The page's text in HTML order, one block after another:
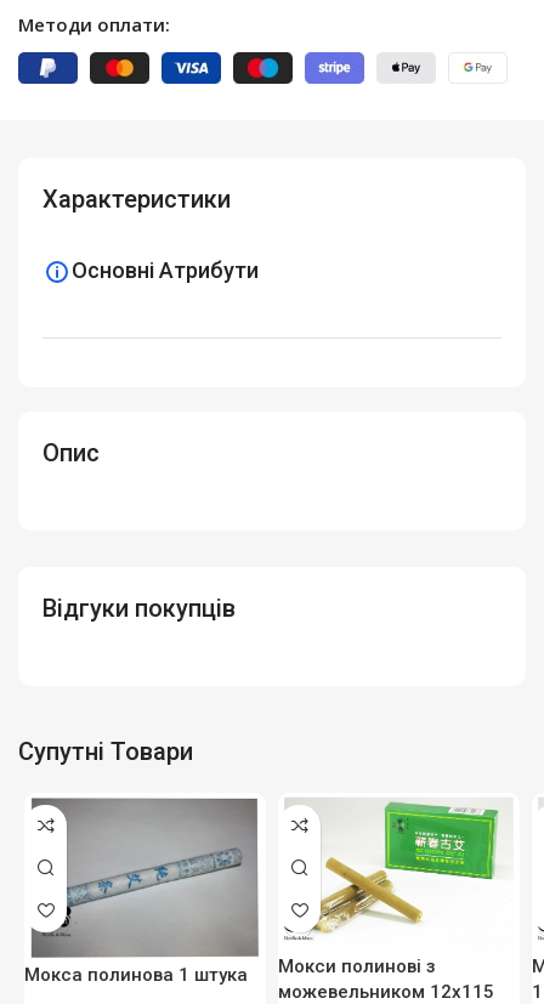
Методи оплати:
Опис
Характеристики
Основні Атрибути
Відгуки покупців
Супутні Товари
Мокса полинова 1 штука
Мокси полинові з
можевельником 12х115